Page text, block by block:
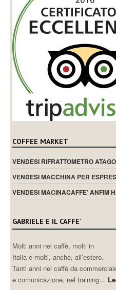
COFFEE MARKET
VENDESI RIFRATTOMETRO ATAGO
VENDESI MACCHINA PER
VENDESI MACINACAFFE’ ANFIM
GABRIELE E IL CAFFE’
Molti anni nel caffè, molti in
Italia e molti, anche, all’estero.
Tanti anni nel caffè da
e comunicazione, nel training…